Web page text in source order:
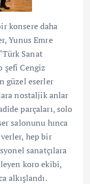
konsere daha
Yunus Emre
Sanat
şefi Cengiz
güzel eserler
nostaljik anlar
parçaları, solo
salonunu hınca
hep bir
sanatçılara
koro ekibi,
alkışlandı.